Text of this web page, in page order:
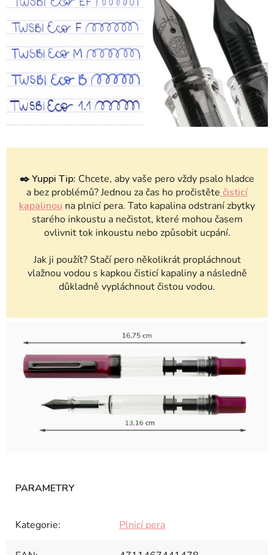
✒️Yuppi Tip: Chcete, aby vaše pero vždy psalo hladce
a bez problémů? Jednou za čas ho pročistěte čisticí
kapalinou na plnicí pera. Tato kapalina odstraní zbytky
starého inkoustu a nečistot, které mohou časem
ovlivnit tok inkoustu nebo způsobit ucpání.
Jak ji použít? Stačí pero několikrát propláchnout
vlažnou vodou s kapkou čisticí kapaliny a následně
důkladně vypláchnout čistou vodou.
Kategorie: Plnicí pera